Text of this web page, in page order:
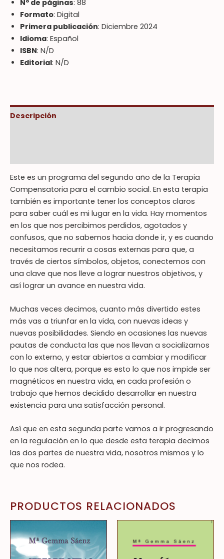
Nº de páginas: 88
Formato: Digital
Primera publicación: Diciembre 2024
Idioma: Español
ISBN: N/D
Editorial: N/D
Descripción
Este es un programa del segundo año de la Terapia
Compensatoria para el cambio social. En esta terapia
también es importante tener los conceptos claros
para saber cuál es mi lugar en la vida. Hay momentos
en los que nos percibimos perdidos, agotados y
confusos, que no sabemos hacia donde ir, y es cuando
necesitamos recurrir a cosas externas para que, a
través de ciertos símbolos, objetos, conectemos con
una clave que nos lleve a lograr nuestros objetivos, y
así lograr un avance en nuestra vida.
Muchas veces decimos, cuanto más divertido estes
más vas a triunfar en la vida, con nuevas ideas y
nuevas posibilidades. Siendo en ocasiones las nuevas
pautas de conducta las que nos llevan a socializarnos
con lo externo, y estar abiertos a cambiar y modificar
lo que nos altera, porque es esto lo que nos impide ser
magnéticos en nuestra vida, en cada profesión o
trabajo que hemos decidido desarrollar en nuestra
existencia para una satisfacción personal.
Así que en esta segunda parte vamos a ir progresando
en la regulación en lo que desde esta terapia decimos
las dos partes de nuestra vida, nosotros mismos y lo
que nos rodea.
PRODUCTOS RELACIONADOS
producto
tiene